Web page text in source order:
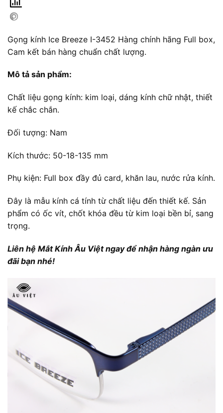
Gọng kính Ice Breeze I-3452 Hàng chính hãng Full box,
Cam kết bán hàng chuẩn chất lượng.
Mô tả sản phẩm:
Chất liệu gọng kính: kim loại, dáng kính chữ nhật, thiết
kế chắc chắn.
Đối tượng: Nam
Kích thước: 50-18-135 mm
Phụ kiện: Full box đầy đủ card, khăn lau, nước rửa kính.
Đây là mẫu kính cá tính từ chất liệu đến thiết kế. Sản
phẩm có ốc vít, chốt khóa đều từ kim loại bền bỉ, sang
trọng.
Liên hệ Mắt Kính Âu Việt ngay để nhận hàng ngàn ưu
đãi bạn nhé!